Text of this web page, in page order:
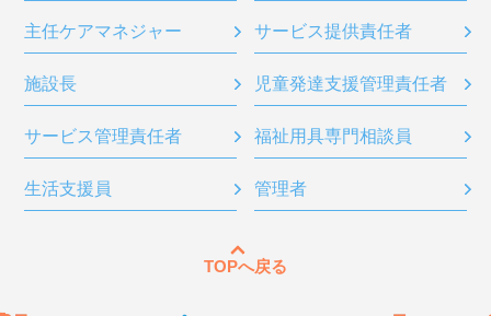
主任ケアマネジャー サービス提供責任者
施設長 児童発達支援管理責任者
サービス管理責任者 福祉用具専門相談員
生活支援員 管理者
TOPへ戻る